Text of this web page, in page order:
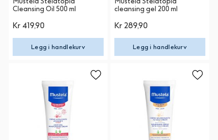
Cleansing Oil 500 ml
Kr 419,90
Legg i handlekurv
cleansing gel 200 ml
Kr 289,90
Legg i handlekurv